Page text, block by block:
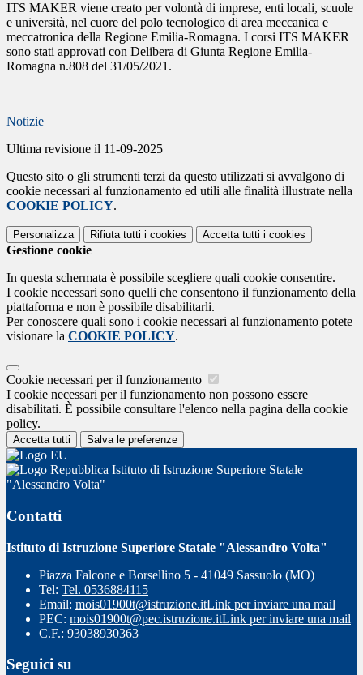
ITS MAKER viene creato per volontà di imprese, enti locali, scuole
e università, nel cuore del polo tecnologico di area meccanica e
meccatronica della Regione Emilia-Romagna. I corsi ITS MAKER
sono stati approvati con Delibera di Giunta Regione Emilia-
Romagna n.808 del 31/05/2021.
Notizie
Ultima revisione il 11-09-2025
Questo sito o gli strumenti terzi da questo utilizzati si avvalgono di
cookie necessari al funzionamento ed utili alle finalità illustrate nella
COOKIE POLICY.
Personalizza Rifiuta tutti i cookies Accetta tutti i cookies
Gestione cookie
In questa schermata è possibile scegliere quali cookie consentire.
I cookie necessari sono quelli che consentono il funzionamento della
piattaforma e non è possibile disabilitarli.
Per conoscere quali sono i cookie necessari al funzionamento potete
visionare la COOKIE POLICY.
Cookie necessari per il funzionamento
I cookie necessari per il funzionamento non possono essere
disabilitati. È possibile consultare l'elenco nella pagina della cookie
policy.
Accetta tutti Salva le preferenze
Istituto di Istruzione Superiore Statale
"Alessandro Volta"
Contatti
Istituto di Istruzione Superiore Statale "Alessandro Volta"
Piazza Falcone e Borsellino 5 - 41049 Sassuolo (MO)
Tel: Tel. 0536884115
Email: mois01900t@istruzione.itLink per inviare una mail
PEC: mois01900t@pec.istruzione.itLink per inviare una mail
C.F.: 93038930363
Seguici su